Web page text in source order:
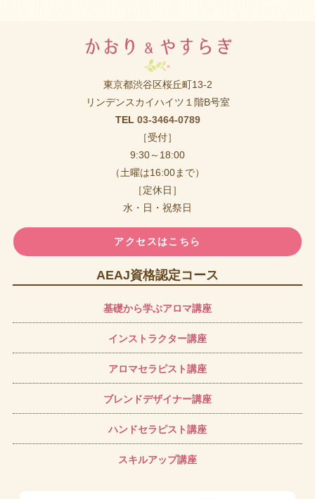
東京都渋谷区桜丘町13-2
リンデンスカイハイツ１階B号室
TEL 03-3464-0789
［受付］
9:30～18:00
（土曜は16:00まで）
［定休日］
水・日・祝祭日
アクセスはこちら
AEAJ資格認定コース
基礎から学ぶアロマ講座
インストラクター講座
アロマセラピスト講座
ブレンドデザイナー講座
ハンドセラピスト講座
スキルアップ講座